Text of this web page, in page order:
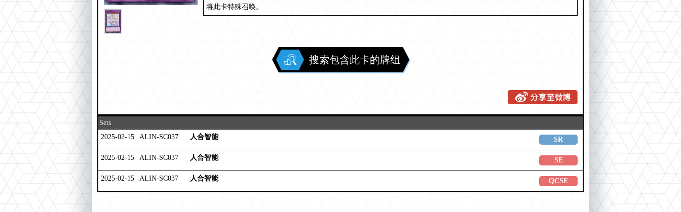
将此卡特殊召唤。
搜索包含此卡的牌组
Sets
2025-02-15
ALIN-SC037 人合智能 SR
2025-02-15 ALIN-SC037 人合智能 SE
2025-02-15 ALIN-SC037 人合智能 QCSE